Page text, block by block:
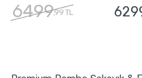
6499,99 TL